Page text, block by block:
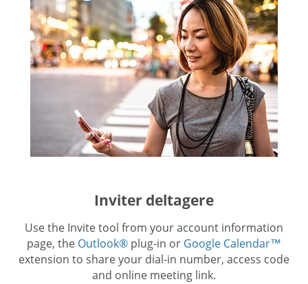
Inviter deltagere
Use the Invite tool from your account information
page, the Outlook® plug-in or Google Calendar™
extension to share your dial-in number, access code
and online meeting link.